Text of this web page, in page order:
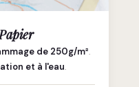
de 250g/m².
et à l'eau.